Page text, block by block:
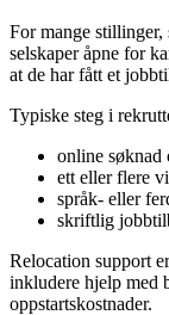
For mange stillinger,
selskaper åpne for
at de har fått et
Typiske steg i
online søknad
ett eller flere
språk- eller
skriftlig
Relocation support
inkludere hjelp med
oppstartskostnader.